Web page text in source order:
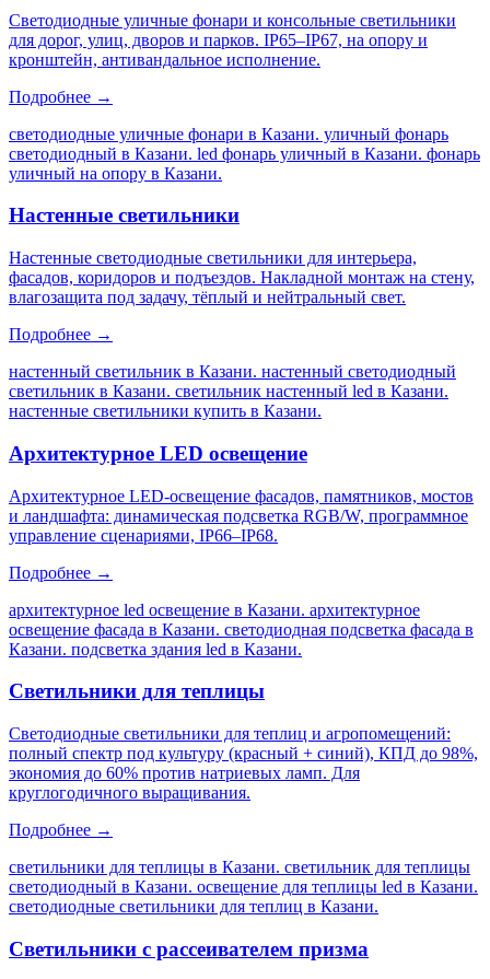
Светодиодные уличные фонари и консольные светильники
для дорог, улиц, дворов и парков. IP65–IP67, на опору и
кронштейн, антивандальное исполнение.
Подробнее →
светодиодные уличные фонари в Казани. уличный фонарь
светодиодный в Казани. led фонарь уличный в Казани. фонарь
уличный на опору в Казани.
Настенные светильники
Настенные светодиодные светильники для интерьера,
фасадов, коридоров и подъездов. Накладной монтаж на стену,
влагозащита под задачу, тёплый и нейтральный свет.
Подробнее →
настенный светильник в Казани. настенный светодиодный
светильник в Казани. светильник настенный led в Казани.
настенные светильники купить в Казани.
Архитектурное LED освещение
Архитектурное LED-освещение фасадов, памятников, мостов
и ландшафта: динамическая подсветка RGB/W, программное
управление сценариями, IP66–IP68.
Подробнее →
архитектурное led освещение в Казани. архитектурное
освещение фасада в Казани. светодиодная подсветка фасада в
Казани. подсветка здания led в Казани.
Светильники для теплицы
Светодиодные светильники для теплиц и агропомещений:
полный спектр под культуру (красный + синий), КПД до 98%,
экономия до 60% против натриевых ламп. Для
круглогодичного выращивания.
Подробнее →
светильники для теплицы в Казани. светильник для теплицы
светодиодный в Казани. освещение для теплицы led в Казани.
светодиодные светильники для теплиц в Казани.
Светильники с рассеивателем призма